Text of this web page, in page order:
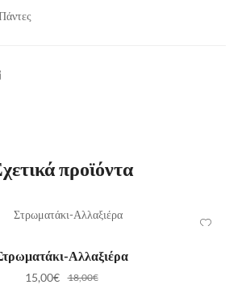
προϊόντα
ΠΡΟΣΘΉΚΗ ΣΤΟ ΚΑΛΆΘΙ
Αλλαξιέρα
18,00€
15,00€